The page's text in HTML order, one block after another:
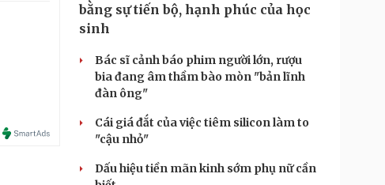
bằng sự tiến bộ, hạnh phúc của học
sinh
Bác sĩ cảnh báo phim người lớn, rượu
bia đang âm thầm bào mòn "bản lĩnh
đàn ông"
Cái giá đắt của việc tiêm silicon làm to
"cậu nhỏ"
Dấu hiệu tiền mãn kinh sớm phụ nữ cần